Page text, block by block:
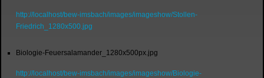
http://localhost/bew-imsbach/images/imageshow/Stollen-
Friedrich_1280x500.jpg
Biologie-Feuersalamander_1280x500px.jpg
http://localhost/bew-imsbach/images/imageshow/Biologie-